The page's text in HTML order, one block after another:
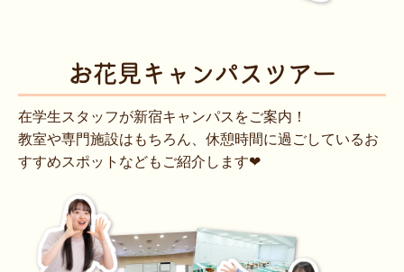
お花見キャンパスツアー
在学生スタッフが新宿キャンパスをご案内！
教室や専門施設はもちろん、休憩時間に過ごしているお
すすめスポットなどもご紹介します❤